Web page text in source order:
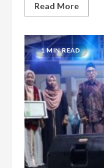
Read More
1 MIN READ